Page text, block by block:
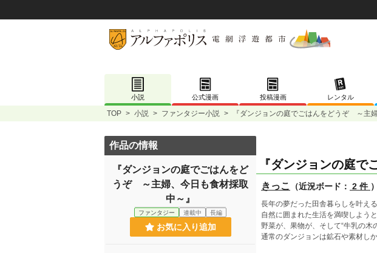
小説 公式漫画 投稿漫画 レンタル
TOP > 小説 > ファンタジー小説 > 『ダンジョンの庭でごはんをどうぞ ～主
『ダンジョンの庭
きっこ （近況ボード： 2 件 ）
長年の夢だった田舎暮らしを叶え
自然に囲まれた生活を満喫しよう
野菜が、果物が、そして“牛乳の木
通常のダンジョンは鉱石や素材し
作品の情報
『ダンジョンの庭でごはんをど
うぞ ～主婦、今日も食材採取
中～』
ファンタジー 連載中 長編
お気に入り追加